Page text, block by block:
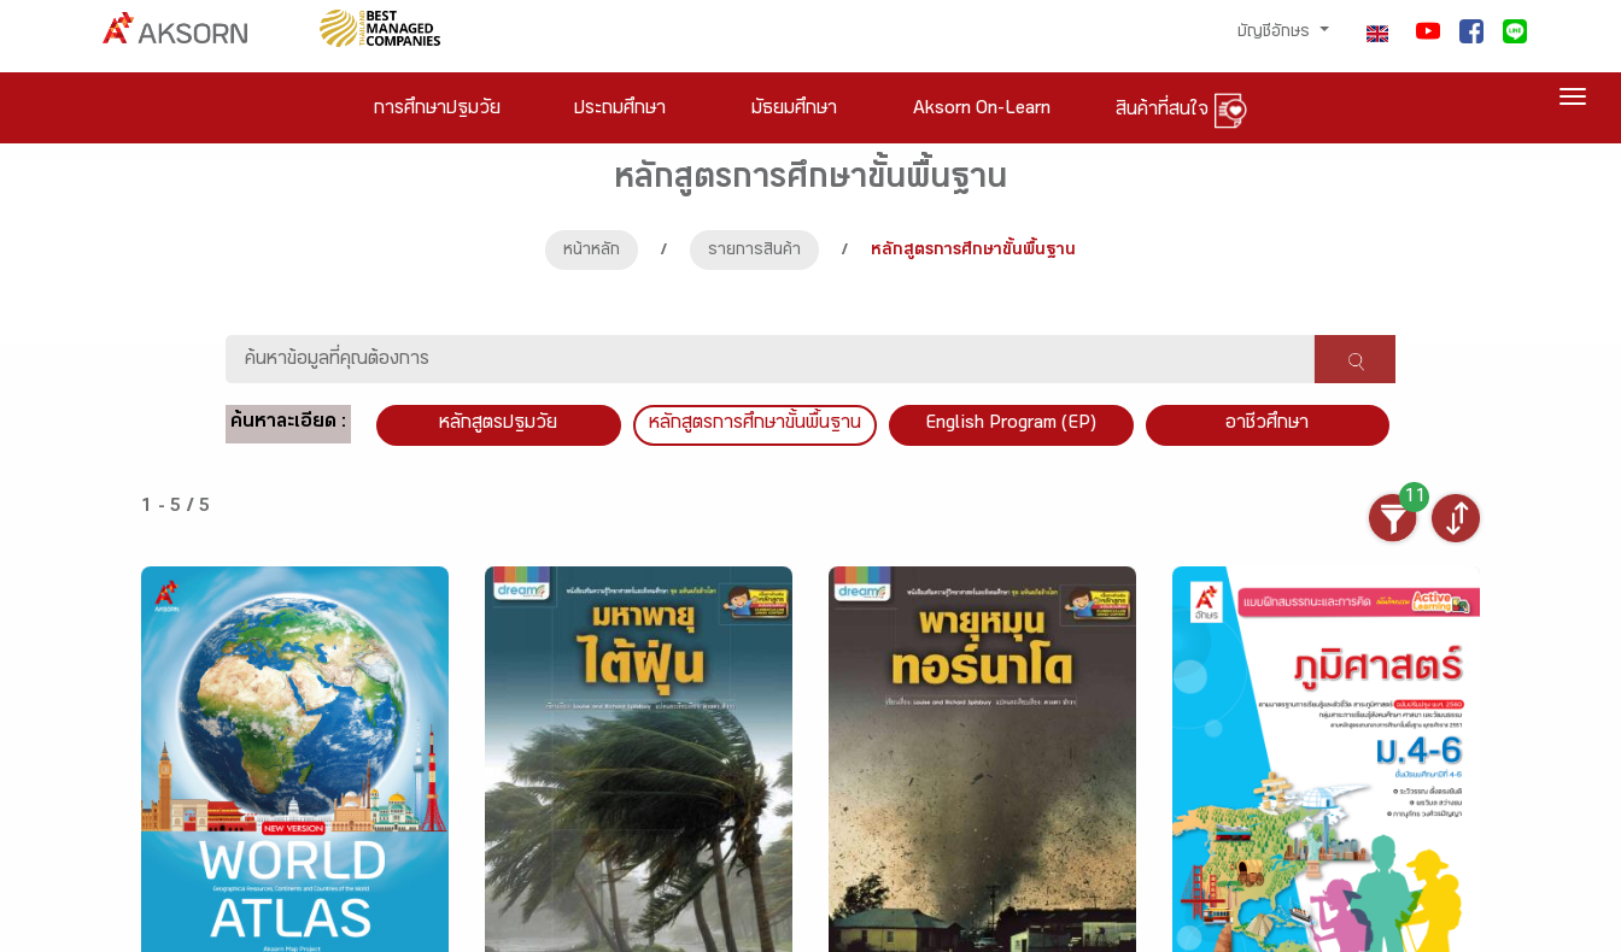
บัญชีอักษร
การศึกษาปฐมวัย ประถมศึกษา มัธยมศึกษา Aksorn On-Learn สินค้าที่สนใจ
หลักสูตรการศึกษาขั้นพื้นฐาน
หน้าหลัก / รายการสินค้า / หลักสูตรการศึกษาขั้นพื้นฐาน
ค้นหาละเอียด : หลักสูตรปฐมวัย หลักสูตรการศึกษาขั้นพื้นฐาน English Program (EP) อาชีวศึกษา
1 - 5 / 5
11